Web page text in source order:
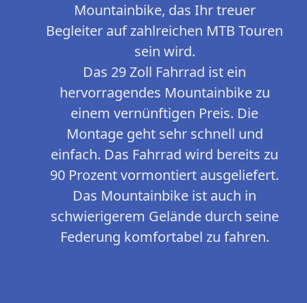
Mountainbike, das Ihr treuer
Begleiter auf zahlreichen MTB Touren
sein wird.
Das 29 Zoll Fahrrad ist ein
hervorragendes Mountainbike zu
einem vernünftigen Preis. Die
Montage geht sehr schnell und
einfach. Das Fahrrad wird bereits zu
90 Prozent vormontiert ausgeliefert.
Das Mountainbike ist auch in
schwierigerem Gelände durch seine
Federung komfortabel zu fahren.